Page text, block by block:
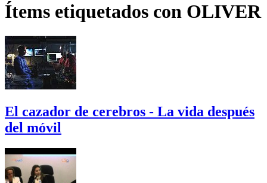
Ítems etiquetados con OLIVER
El cazador de cerebros - La vida después
del móvil